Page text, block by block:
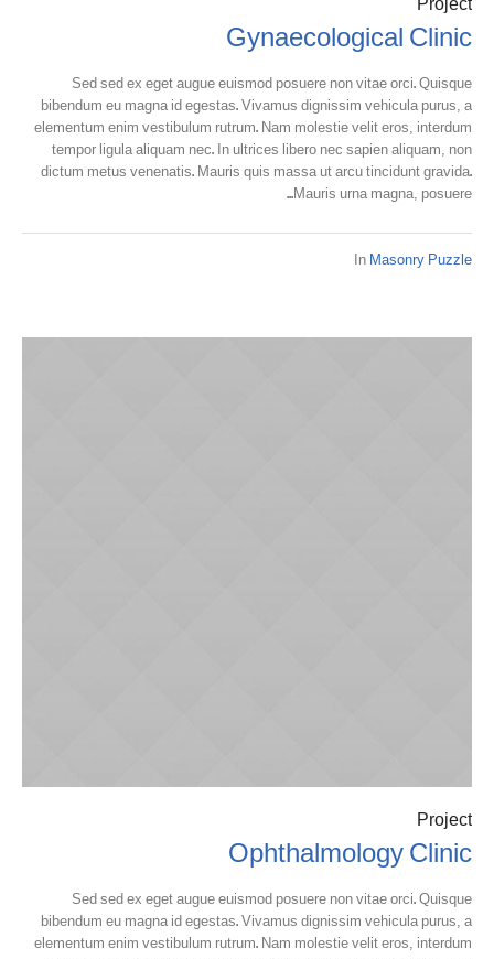
Project
Gynaecological Clinic
Sed sed ex eget augue euismod posuere non vitae orci. Quisque
bibendum eu magna id egestas. Vivamus dignissim vehicula purus, a
elementum enim vestibulum rutrum. Nam molestie velit eros, interdum
tempor ligula aliquam nec. In ultrices libero nec sapien aliquam, non
dictum metus venenatis. Mauris quis massa ut arcu tincidunt gravida.
Mauris urna magna, posuere...
In Masonry Puzzle
Project
Ophthalmology Clinic
Sed sed ex eget augue euismod posuere non vitae orci. Quisque
bibendum eu magna id egestas. Vivamus dignissim vehicula purus, a
elementum enim vestibulum rutrum. Nam molestie velit eros, interdum